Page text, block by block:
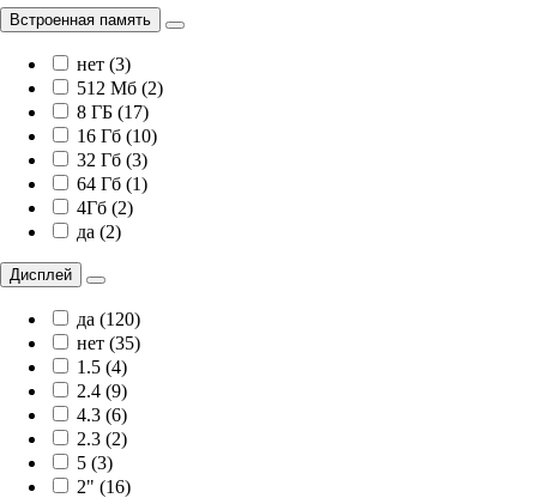
Встроенная память
нет (3)
512 Мб (2)
8 ГБ (17)
16 Гб (10)
32 Гб (3)
64 Гб (1)
4Гб (2)
да (2)
Дисплей
да (120)
нет (35)
1.5 (4)
2.4 (9)
4.3 (6)
2.3 (2)
5 (3)
2" (16)